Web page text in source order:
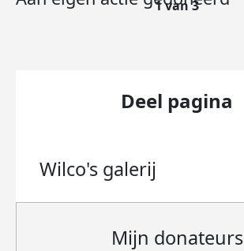
1 van 3
Deel pagina
Wilco's galerij
Mijn donateurs